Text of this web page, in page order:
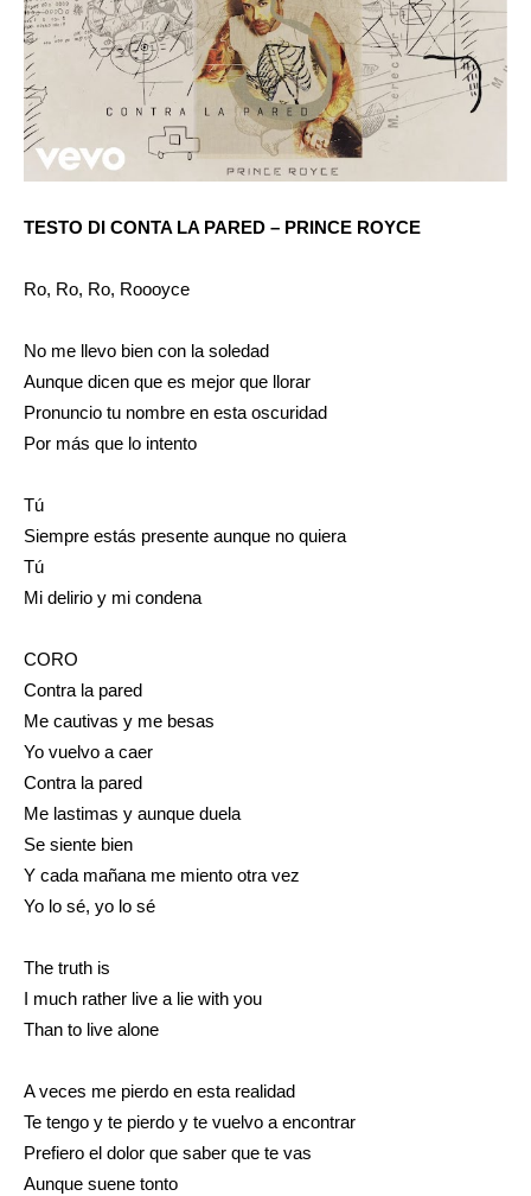
TESTO DI CONTA LA PARED – PRINCE ROYCE
Ro, Ro, Ro, Roooyce
No me llevo bien con la soledad
Aunque dicen que es mejor que llorar
Pronuncio tu nombre en esta oscuridad
Por más que lo intento
Tú
Siempre estás presente aunque no quiera
Tú
Mi delirio y mi condena
CORO
Contra la pared
Me cautivas y me besas
Yo vuelvo a caer
Contra la pared
Me lastimas y aunque duela
Se siente bien
Y cada mañana me miento otra vez
Yo lo sé, yo lo sé
The truth is
I much rather live a lie with you
Than to live alone
A veces me pierdo en esta realidad
Te tengo y te pierdo y te vuelvo a encontrar
Prefiero el dolor que saber que te vas
Aunque suene tonto